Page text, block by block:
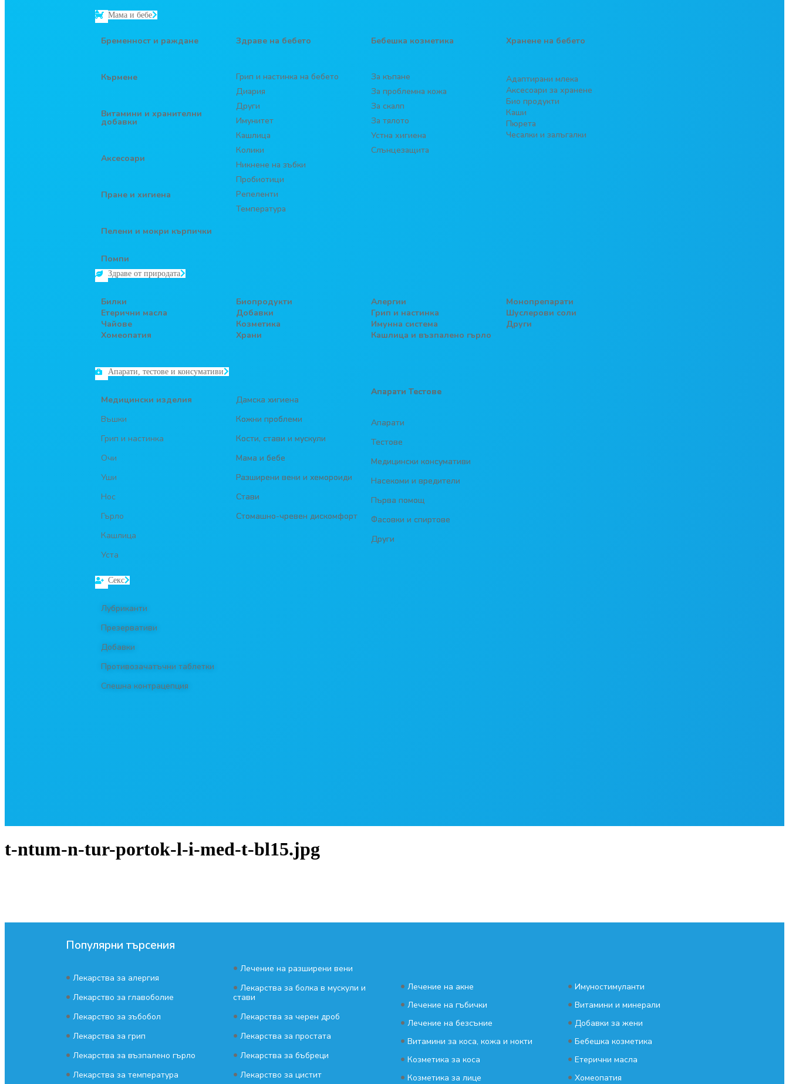
Мама и бебе
Бременност и раждане
Кърмене
Витамини и хранителни
добавки
Аксесоари
Пране и хигиена
Пелени и мокри кърпички
Помпи
Здраве на бебето
Грип и настинка на бебето
Диария
Други
Имунитет
Кашлица
Колики
Никнене на зъбки
Пробиотици
Репеленти
Температура
Бебешка козметика
За къпане
За проблемна кожа
За скалп
За тялото
Устна хигиена
Слънцезащита
Хранене на бебето
Адаптирани млека
Аксесоари за хранене
Био продукти
Каши
Пюрета
Чесалки и залъгалки
Здраве от природата
Билки
Етерични масла
Чайове
Хомеопатия
Биопродукти
Добавки
Козметика
Храни
Алергии
Грип и настинка
Имунна система
Кашлица и възпалено гърло
Монопрепарати
Шуслерови соли
Други
Апарати, тестове и консумативи
Медицински изделия
Въшки
Грип и настинка
Очи
Уши
Нос
Гърло
Кашлица
Уста
Дамска хигиена
Кожни проблеми
Кости, стави и мускули
Мама и бебе
Разширени вени и хемороиди
Стави
Стомашно-чревен дискомфорт
Апарати Тестове
Апарати
Тестове
Медицински консумативи
Насекоми и вредители
Първа помощ
Фасовки и спиртове
Други
Секс
Лубриканти
Презервативи
Добавки
Противозачатъчни таблетки
Спешна контрацепция
t-ntum-n-tur-portok-l-i-med-t-bl15.jpg
Популярни търсения
• Лекарства за алергия
• Лекарство за главоболие
• Лекарство за зъбобол
• Лекарства за грип
• Лекарства за възпалено гърло
• Лекарства за температура
• Лечение на разширени вени
• Лекарства за болка в мускули и
стави
• Лекарства за черен дроб
• Лекарства за простата
• Лекарства за бъбреци
• Лекарство за цистит
• Лечение на акне
• Лечение на гъбички
• Лечение на безсъние
• Витамини за коса, кожа и нокти
• Козметика за коса
• Козметика за лице
• Имуностимуланти
• Витамини и минерали
• Добавки за жени
• Бебешка козметика
• Етерични масла
• Хомеопатия